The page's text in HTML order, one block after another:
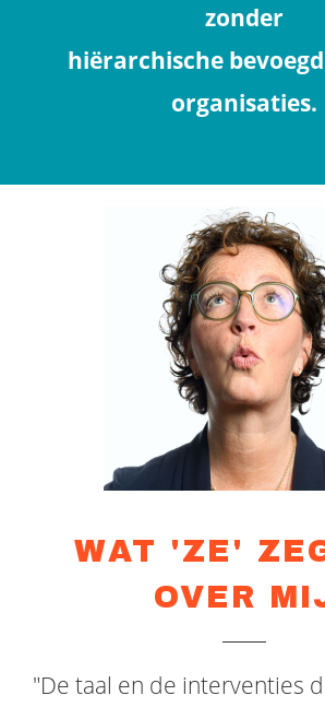
zonder
hiërarchische
organisaties.
WAT 'ZE'
OVER
"De taal en de interventies